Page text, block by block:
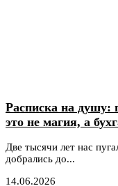
Расписка на душу:
это не магия, а
Две тысячи лет нас
добрались до...
14.06.2026